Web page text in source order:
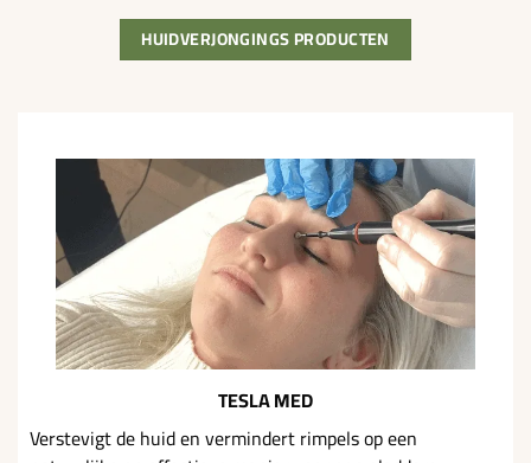
HUIDVERJONGINGS PRODUCTEN
TESLA MED
Verstevigt de huid en vermindert rimpels op een